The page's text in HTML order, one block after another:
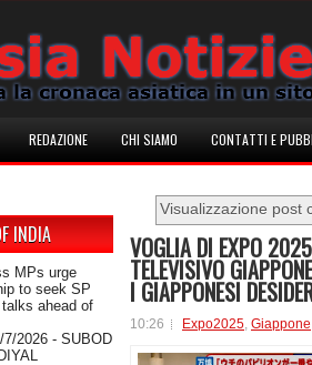
REDAZIONE CHI SIAMO CONTATTI E
INDIA
MPs urge
to seek SP
ahead of
7/2026 - SUBOD
Visualizzazione post
VOGLIA DI EXPO
TELEVISIVO
I GIAPPONESI
10:26 Expo2025 Giappone